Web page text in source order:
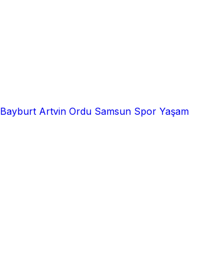
Bayburt Artvin Ordu Samsun Spor Yaşam